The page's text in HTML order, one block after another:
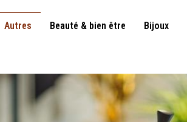
Autres Beauté & bien être Bijoux